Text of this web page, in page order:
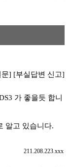
문] [부실답변 신고]
가 좋을듯 합니
알고 있습니다.
211.208.223.xxx